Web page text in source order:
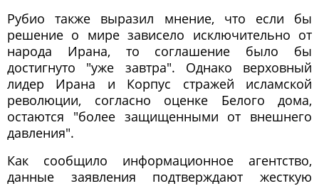
Рубио также выразил мнение, что если бы
решение о мире зависело исключительно от
народа Ирана, то соглашение было бы
достигнуто "уже завтра". Однако верховный
лидер Ирана и Корпус стражей исламской
революции, согласно оценке Белого дома,
остаются "более защищенными от внешнего
давления".
Как сообщило информационное агентство,
данные заявления подтверждают жесткую